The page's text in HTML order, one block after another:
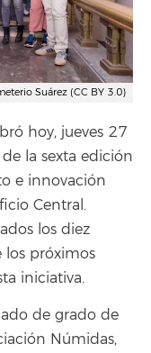
Suárez (CC BY 3.0)
hoy, jueves 27
la sexta edición
e innovación
Central.
los diez
los próximos
iniciativa.
de grado de
Númidas,